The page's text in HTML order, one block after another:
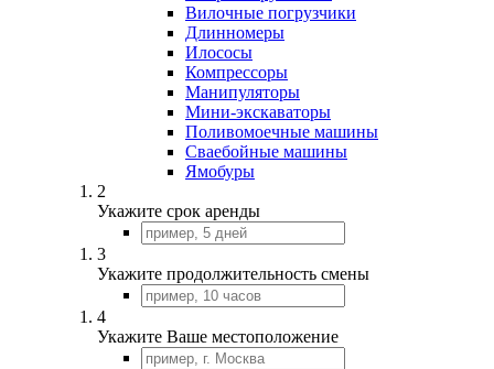
Вилочные погрузчики
Длинномеры
Илососы
Компрессоры
Манипуляторы
Мини-экскаваторы
Поливомоечные машины
Сваебойные машины
Ямобуры
2
Укажите срок аренды
3
Укажите продолжительность смены
4
Укажите Ваше местоположение